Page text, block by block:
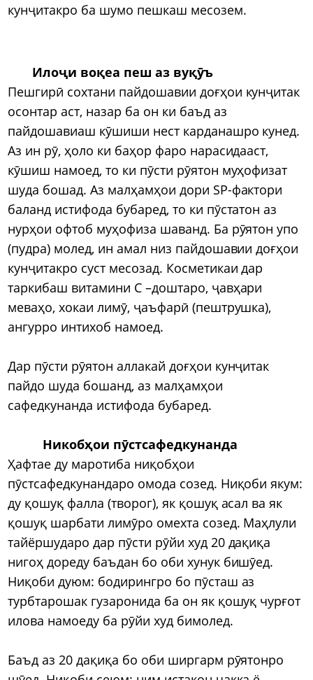
кунҷитакро ба шумо пешкаш месозем.
Илоҷи воқеа пеш аз вуқӯъ
Пешгирӣ сохтани пайдошавии доғҳои кунҷитак
осонтар аст, назар ба он ки баъд аз
пайдошавиаш кӯшиши нест карданашро кунед.
Аз ин рӯ, ҳоло ки баҳор фаро нарасидааст,
кӯшиш намоед, то ки пӯсти рӯятон муҳофизат
шуда бошад. Аз малҳамҳои дори SP-фактори
баланд истифода бубаред, то ки пӯстатон аз
нурҳои офтоб муҳофиза шаванд. Ба рӯятон упо
(пудра) молед, ин амал низ пайдошавии доғҳои
кунҷитакро суст месозад. Косметикаи дар
таркибаш витамини С –доштаро, ҷавҳари
меваҳо, хокаи лимӯ, ҷаъфарӣ (пештрушка),
ангурро интихоб намоед.
Дар пӯсти рӯятон аллакай доғҳои кунҷитак
пайдо шуда бошанд, аз малҳамҳои
сафедкунанда истифода бубаред.
Никобҳои пӯстсафедкунанда
Ҳафтае ду маротиба ниқобҳои
пӯстсафедкунандаро омода созед. Ниқоби якум:
ду қошуқ фалла (творог), як қошуқ асал ва як
қошуқ шарбати лимӯро омехта созед. Маҳлули
тайёршударо дар пӯсти рӯйи худ 20 дақиқа
нигоҳ дореду баъдан бо оби хунук бишӯед.
Ниқоби дуюм: бодирингро бо пӯсташ аз
турбтарошак гузаронида ба он як қошуқ чурғот
илова намоеду ба рӯйи худ бимолед.
Баъд аз 20 дақиқа бо оби ширгарм рӯятонро